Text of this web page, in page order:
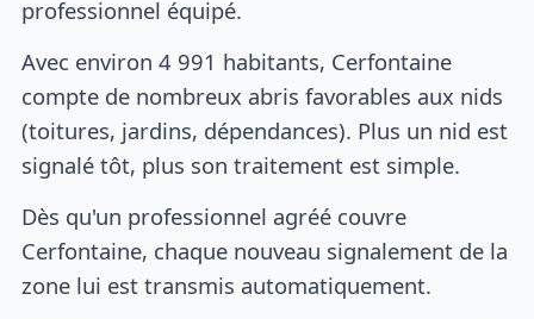
professionnel équipé.
Avec environ 4 991 habitants, Cerfontaine
compte de nombreux abris favorables aux nids
(toitures, jardins, dépendances). Plus un nid est
signalé tôt, plus son traitement est simple.
Dès qu'un professionnel agréé couvre
Cerfontaine, chaque nouveau signalement de la
zone lui est transmis automatiquement.